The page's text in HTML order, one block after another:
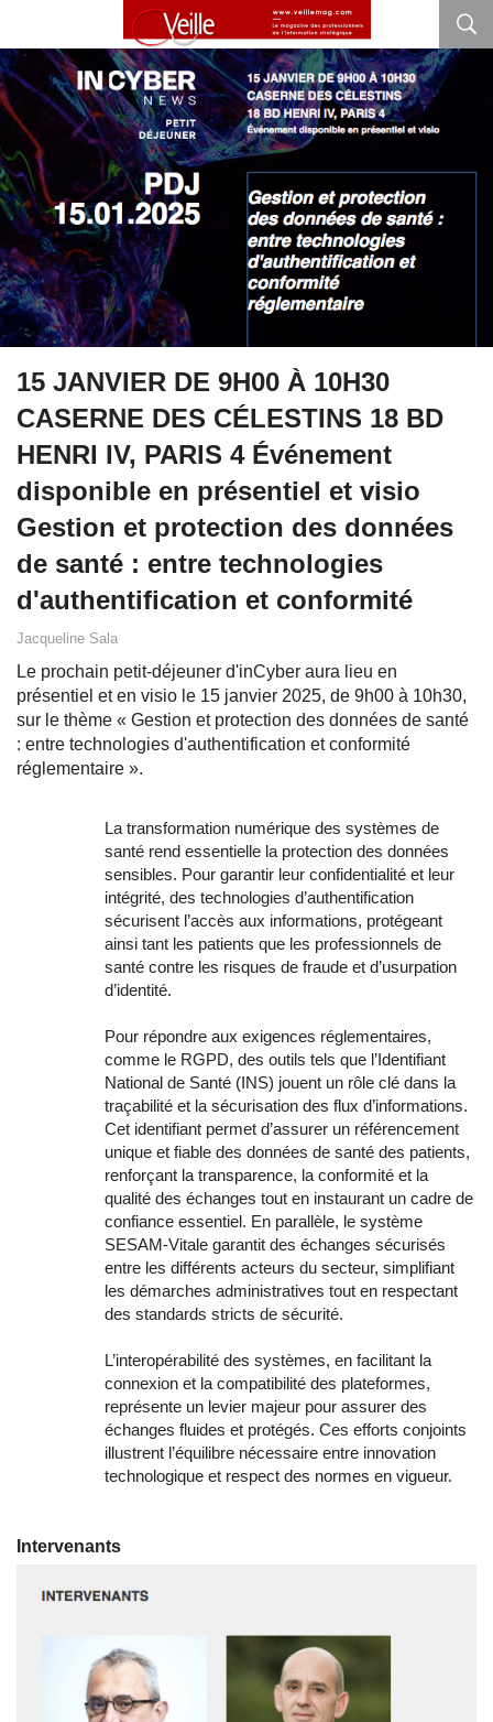
15 JANVIER DE 9H00 À 10H30
CASERNE DES CÉLESTINS 18 BD
HENRI IV, PARIS 4 Événement
disponible en présentiel et visio
Gestion et protection des données
de santé : entre technologies
d'authentification et conformité
Jacqueline Sala
Le prochain petit-déjeuner d'inCyber aura lieu en
présentiel et en visio le 15 janvier 2025, de 9h00 à 10h30,
sur le thème « Gestion et protection des données de santé
: entre technologies d'authentification et conformité
réglementaire ».
La transformation numérique des systèmes de
santé rend essentielle la protection des données
sensibles. Pour garantir leur confidentialité et leur
intégrité, des technologies d’authentification
sécurisent l’accès aux informations, protégeant
ainsi tant les patients que les professionnels de
santé contre les risques de fraude et d’usurpation
d’identité.
Pour répondre aux exigences réglementaires,
comme le RGPD, des outils tels que l’Identifiant
National de Santé (INS) jouent un rôle clé dans la
traçabilité et la sécurisation des flux d’informations.
Cet identifiant permet d’assurer un référencement
unique et fiable des données de santé des patients,
renforçant la transparence, la conformité et la
qualité des échanges tout en instaurant un cadre de
confiance essentiel. En parallèle, le système
SESAM-Vitale garantit des échanges sécurisés
entre les différents acteurs du secteur, simplifiant
les démarches administratives tout en respectant
des standards stricts de sécurité.
L’interopérabilité des systèmes, en facilitant la
connexion et la compatibilité des plateformes,
représente un levier majeur pour assurer des
échanges fluides et protégés. Ces efforts conjoints
illustrent l’équilibre nécessaire entre innovation
technologique et respect des normes en vigueur.
Intervenants